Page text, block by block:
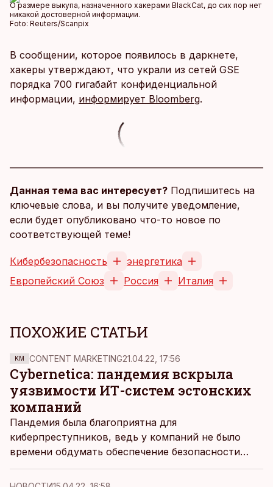
О размере выкупа, назначенного хакерами BlackCat, до сих пор нет
никакой достоверной информации.
Foto: Reuters/Scanpix
В сообщении, которое появилось в даркнете,
хакеры утверждают, что украли из сетей GSE
порядка 700 гигабайт конфиденциальной
информации, информирует Bloomberg.
Данная тема вас интересует? Подпишитесь на
ключевые слова, и вы получите уведомление,
если будет опубликовано что-то новое по
соответствующей теме!
Кибербезопасность
энергетика
Европейский Союз
Россия Италия
ПОХОЖИЕ СТАТЬИ
KM CONTENT MARKETING21.04.22, 17:56
Cybernetica: пандемия вскрыла
уязвимости ИТ-систем эстонских
компаний
Пандемия была благоприятна для
киберпреступников, ведь у компаний не было
времени обдумать обеспечение безопасности
домашних офисов и наскоро открытых интернет-
магазинов.